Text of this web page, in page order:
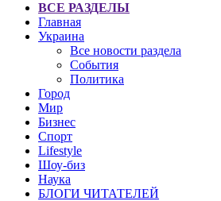
ВСЕ РАЗДЕЛЫ
Главная
Украина
Все новости раздела
События
Политика
Город
Мир
Бизнес
Спорт
Lifestyle
Шоу-биз
Наука
БЛОГИ ЧИТАТЕЛЕЙ